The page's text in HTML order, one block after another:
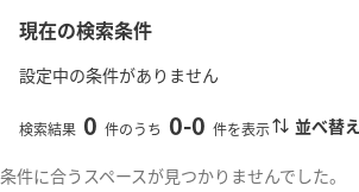
現在の検索条件
設定中の条件がありません
検索結果 0 件のうち 0-0 件を表示 並べ替え
条件に合うスペースが見つかりませんでした。